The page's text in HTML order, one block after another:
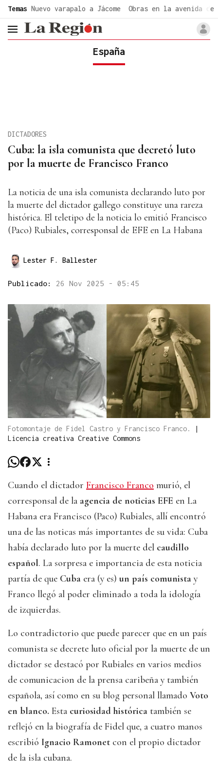
Temas Nuevo varapalo a Jácome Obras en la avenida de
header.menu.open
España
Cuba: la isla comunista que decretó luto
por la muerte de Francisco Franco
DICTADORES
La noticia de una isla comunista declarando luto por
la muerte del dictador gallego constituye una rareza
histórica. El teletipo de la noticia lo emitió Francisco
(Paco) Rubiales, corresponsal de EFE en La Habana
Lester F. Ballester
Publicado: 26 Nov 2025 - 05:45
Fotomontaje de Fidel Castro y Francisco Franco.
|
Licencia creativa Creative Commons
Cuando el dictador Francisco Franco murió, el
corresponsal de la agencia de noticias EFE en La
Habana era Francisco (Paco) Rubiales, allí encontró
una de las noticas más importantes de su vida: Cuba
había declarado luto por la muerte del caudillo
español. La sorpresa e importancia de esta noticia
partía de que Cuba era (y es) un país comunista y
Franco llegó al poder eliminado a toda la idología
de izquierdas.
Lo contradictorio que puede parecer que en un país
comunista se decrete luto oficial por la muerte de un
dictador se destacó por Rubiales en varios medios
de comunicacion de la prensa caribeña y también
española, así como en su blog personal llamado Voto
en blanco. Esta curiosidad histórica también se
reflejó en la biografía de Fidel que, a cuatro manos
escribió Ignacio Ramonet con el propio dictador
de la isla cubana.